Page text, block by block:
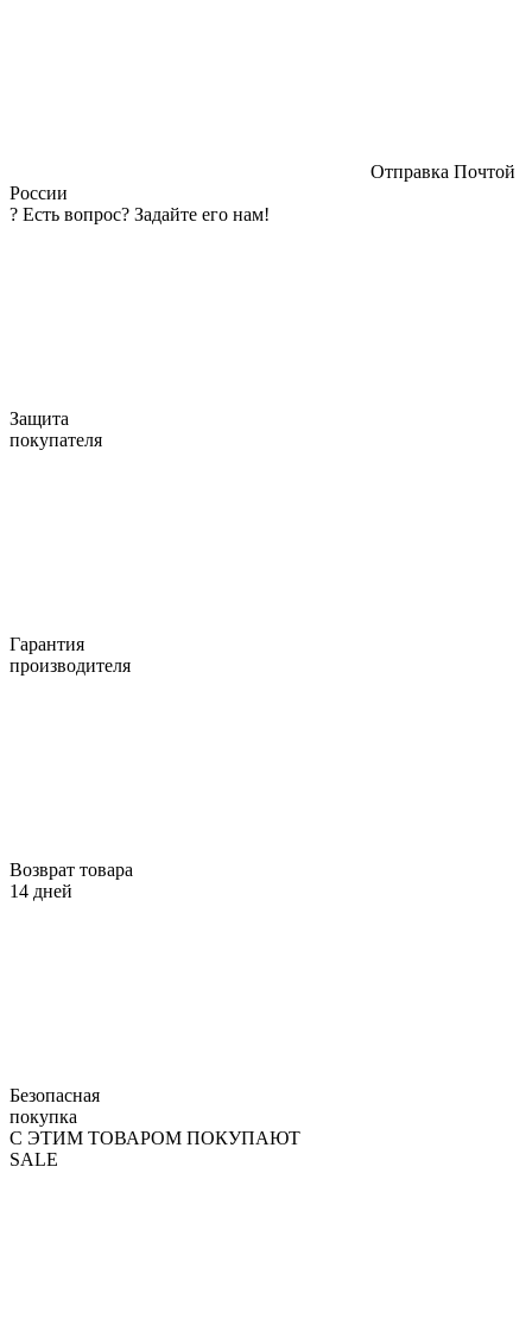
Отправка Почтой
России
? Есть вопрос? Задайте его нам!
Защита
покупателя
Гарантия
производителя
Возврат товара
14 дней
Безопасная
покупка
С ЭТИМ ТОВАРОМ ПОКУПАЮТ
SALE